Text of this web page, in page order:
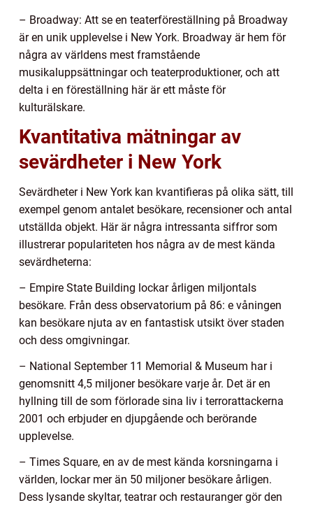
– Broadway: Att se en teaterföreställning på Broadway
är en unik upplevelse i New York. Broadway är hem för
några av världens mest framstående
musikaluppsättningar och teaterproduktioner, och att
delta i en föreställning här är ett måste för
kulturälskare.
Kvantitativa mätningar av
sevärdheter i New York
Sevärdheter i New York kan kvantifieras på olika sätt, till
exempel genom antalet besökare, recensioner och antal
utställda objekt. Här är några intressanta siffror som
illustrerar populariteten hos några av de mest kända
sevärdheterna:
– Empire State Building lockar årligen miljontals
besökare. Från dess observatorium på 86: e våningen
kan besökare njuta av en fantastisk utsikt över staden
och dess omgivningar.
– National September 11 Memorial & Museum har i
genomsnitt 4,5 miljoner besökare varje år. Det är en
hyllning till de som förlorade sina liv i terrorattackerna
2001 och erbjuder en djupgående och berörande
upplevelse.
– Times Square, en av de mest kända korsningarna i
världen, lockar mer än 50 miljoner besökare årligen.
Dess lysande skyltar, teatrar och restauranger gör den